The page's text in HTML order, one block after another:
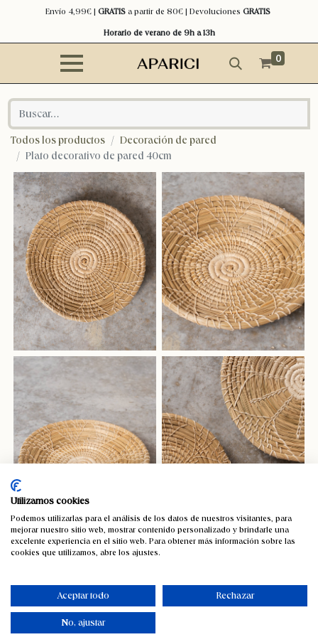
Envío 4,99€ | GRATISa partir de 80€ | Devoluciones GRATIS
Horario de verano de 9h a 13h
0
Todos los productos
Decoración de pared
Plato decorativo de pared 40cm
Plato decorativo de pared 40cm
€ IVA incluido
Utilizamos cookies
Podemos utilizarlas para el análisis de los datos de nuestros visitantes, para
mejorar nuestro sitio web, mostrar contenido personalizado y brindarle una
excelente experiencia en el sitio web. Para obtener más información sobre las
cookies que utilizamos, abre los ajustes.
Aceptar todo Rechazar
No, ajustar